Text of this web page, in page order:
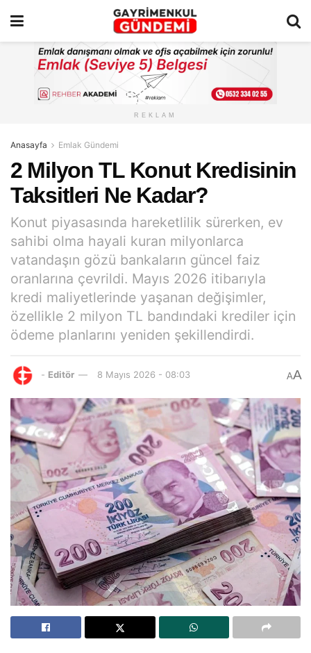
REKLAM
Anasayfa Emlak Gündemi
2 Milyon TL Konut Kredisinin
Taksitleri Ne Kadar?
Konut piyasasında hareketlilik sürerken, ev
sahibi olma hayali kuran milyonlarca
vatandaşın gözü bankaların güncel faiz
oranlarına çevrildi. Mayıs 2026 itibarıyla
kredi maliyetlerinde yaşanan değişimler,
özellikle 2 milyon TL bandındaki krediler için
ödeme planlarını yeniden şekillendirdi.
- Editör 8 Mayıs 2026 - 08:03 AA